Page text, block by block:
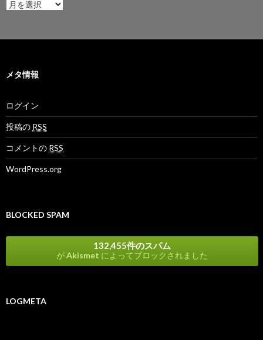
ア
メタ情報
ログイン
投稿の RSS
コメントの RSS
WordPress.org
BLOCKED SPAM
132,455件のスパム
がAkismet によってブロックされました
LOGMETA